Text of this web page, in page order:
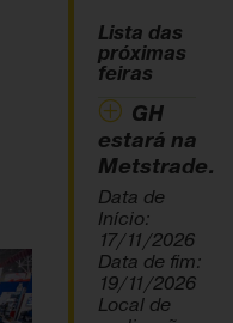
Lista das
próximas
feiras
GH
estará na
Metstrade.
Data de
Início:
17/11/2026
Data de fim:
19/11/2026
Local de